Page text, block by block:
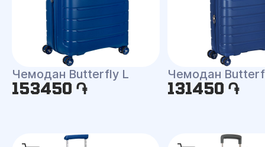
Чемодан Butterfly L
153450 ֏
Чемодан
131450 ֏